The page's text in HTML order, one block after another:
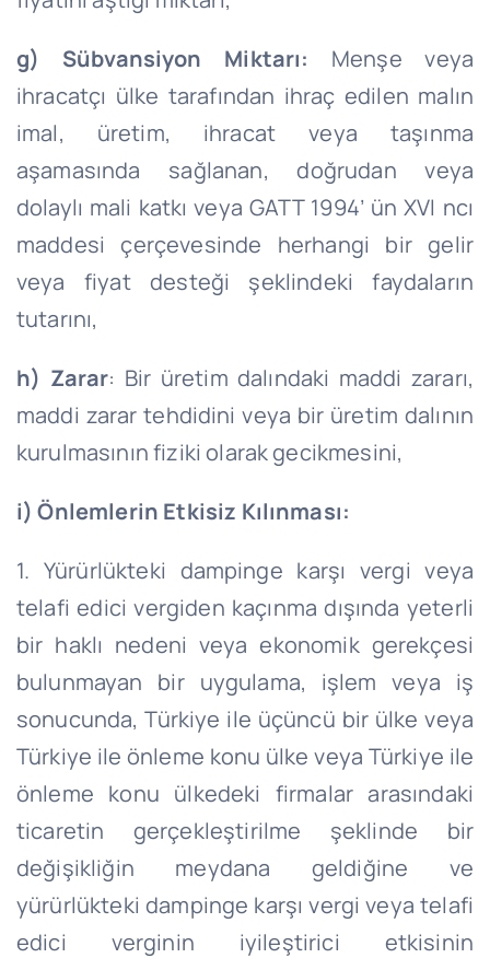
g)
Sübvansiyon Miktarı: Menşe veya
ihracatçı ülke tarafından ihraç edilen malın
imal, üretim, ihracat veya taşınma
aşamasında sağlanan, doğrudan veya
dolaylı mali katkı veya GATT 1994’ ün XVI ncı
maddesi çerçevesinde herhangi bir gelir
veya fiyat desteği şeklindeki faydaların
tutarını,
h) Zarar: Bir üretim dalındaki maddi zararı,
maddi zarar tehdidini veya bir üretim dalının
kurulmasının fiziki olarak gecikmesini,
i) Önlemlerin Etkisiz Kılınması:
1. Yürürlükteki dampinge karşı vergi veya
telafi edici vergiden kaçınma dışında yeterli
bir haklı nedeni veya ekonomik gerekçesi
bulunmayan bir uygulama, işlem veya iş
sonucunda, Türkiye ile üçüncü bir ülke veya
Türkiye ile önleme konu ülke veya Türkiye ile
önleme konu ülkedeki firmalar arasındaki
ticaretin gerçekleştirilme şeklinde bir
değişikliğin meydana geldiğine ve
yürürlükteki dampinge karşı vergi veya telafi
edici verginin iyileştirici etkisinin